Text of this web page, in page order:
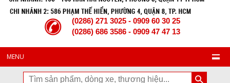
(0286) 271 3025 - 0909 60 30 25
(0286) 686 3586 - 0909 47 47 13
MENU